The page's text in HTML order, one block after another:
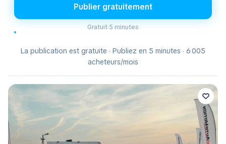
Publier gratuitement
Gratuit·5 minutes
La publication est gratuite · Publiez en 5 minutes · 6 005
acheteurs/mois